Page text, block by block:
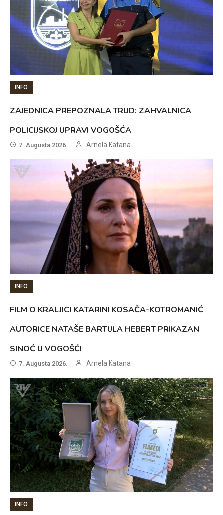
INFO
ZAJEDNICA PREPOZNALA TRUD: ZAHVALNICA
POLICIJSKOJ UPRAVI VOGOŠĆA
7. Augusta 2026. Arnela Katana
INFO
FILM O KRALJICI KATARINI KOSAČA-KOTROMANIĆ
AUTORICE NATAŠE BARTULA HEBERT PRIKAZAN
SINOĆ U VOGOŠĆI
7. Augusta 2026. Arnela Katana
INFO